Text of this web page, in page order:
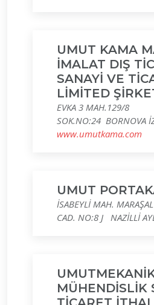
UMUT KAMA
İMALAT DIŞ
SANAYİ VE
LİMİTED
EVKA 3 MAH.129/8
SOK.NO:24 BORNOVA
www.umutkama.com
UMUT
İSABEYLİ MAH.
CAD. NO:8 J NAZİLLİ
MÜHENDİSLİK